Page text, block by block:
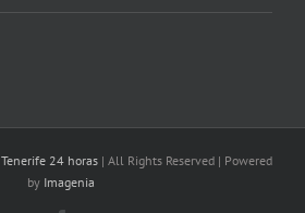
Tenerife 24 horas| All Rights Reserved | Powered
by Imagenia